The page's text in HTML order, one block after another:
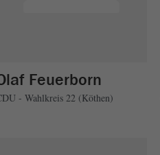
Feuerborn
- Wahlkreis 22 (Köthen)